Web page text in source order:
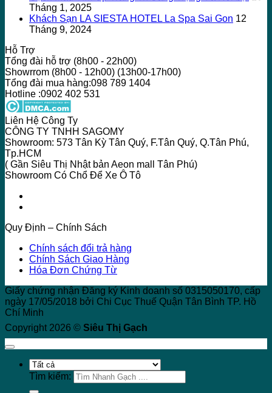
Tháng 1, 2025
Khách Sạn LA SIESTA HOTEL La Spa Sai Gon 12
Tháng 9, 2024
Hỗ Trợ
Tổng đài hỗ trợ (8h00 - 22h00)
Showrrom (8h00 - 12h00) (13h00-17h00)
Tổng đài mua hàng:098 789 1404
Hotline :0902 402 531
Liên Hệ Công Ty
CÔNG TY TNHH SAGOMY
Showroom: 573 Tân Kỳ Tân Quý, F.Tân Quý, Q.Tân Phú,
Tp.HCM
( Gần Siêu Thị Nhật bản Aeon mall Tân Phú)
Showroom Có Chổ Để Xe Ô Tô
Quy Định – Chính Sách
Chính sách đổi trả hàng
Chính Sách Giao Hàng
Hóa Đơn Chứng Từ
Giấy chứng nhận Đăng ký Kinh doanh số 0315050170, cấp
ngày 17/05/2018 bởi Chi Cục Thuế Quận Tân Bình TP. Hồ
Chí Minh
Copyright 2026 © Siêu Thị Gạch
Tìm kiếm: